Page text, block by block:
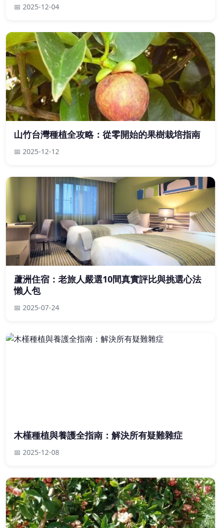
📅 2025-12-04
山竹台灣種植全攻略：從零開始的果樹栽培指南
📅 2025-12-12
蘆洲住宿：老旅人嚴選10間真實評比與挑選心法
懶人包
📅 2025-07-24
木槿種植與養護全指南：解決所有疑難雜症
📅 2025-12-08